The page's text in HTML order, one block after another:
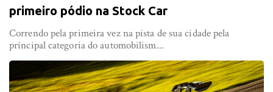
primeiro pódio na Stock Car
Correndo pela primeira vez na pista de sua cidade pela
principal categoria do automobilism...